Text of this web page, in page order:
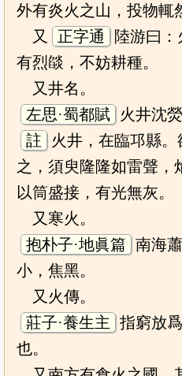
外有炎火之山，投物輒
又
正字通
陸游曰：
有烈燄，不妨耕種。
又井名。
左思·蜀都賦
火井沈
註
火井，在臨邛縣
之，須臾隆隆如雷聲，
以筒盛接，有光無灰。
又寒火。
抱朴子·地眞篇 南海
小，焦黑。
又火傳。
莊子·養生主 指窮放
也。